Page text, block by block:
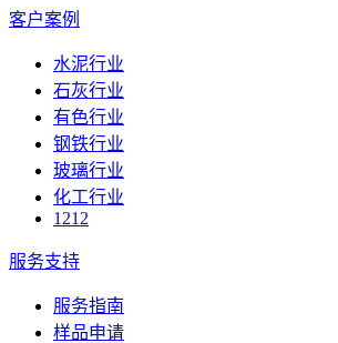
客户案例
水泥行业
石灰行业
有色行业
钢铁行业
玻璃行业
化工行业
1212
服务支持
服务指南
样品申请